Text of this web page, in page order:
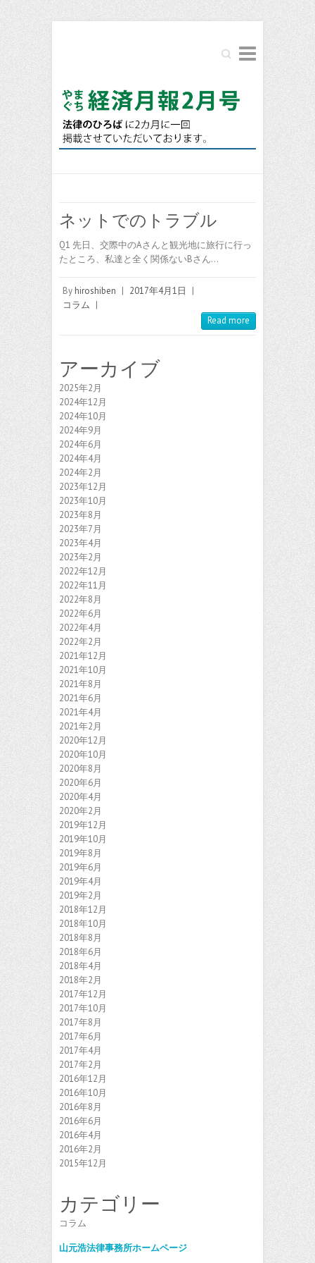
Search
ネットでのトラブル
Q1 先日、交際中のAさんと観光地に旅行に行っ
たところ、私達と全く関係ないBさん…
By hiroshiben | 2017年4月1日
|
コラム |
Read more
アーカイブ
2025年2月
2024年12月
2024年10月
2024年9月
2024年6月
2024年4月
2024年2月
2023年12月
2023年10月
2023年8月
2023年7月
2023年4月
2023年2月
2022年12月
2022年11月
2022年8月
2022年6月
2022年4月
2022年2月
2021年12月
2021年10月
2021年8月
2021年6月
2021年4月
2021年2月
2020年12月
2020年10月
2020年8月
2020年6月
2020年4月
2020年2月
2019年12月
2019年10月
2019年8月
2019年6月
2019年4月
2019年2月
2018年12月
2018年10月
2018年8月
2018年6月
2018年4月
2018年2月
2017年12月
2017年10月
2017年8月
2017年6月
2017年4月
2017年2月
2016年12月
2016年10月
2016年8月
2016年6月
2016年4月
2016年2月
2015年12月
カテゴリー
コラム
山元浩法律事務所ホームページ